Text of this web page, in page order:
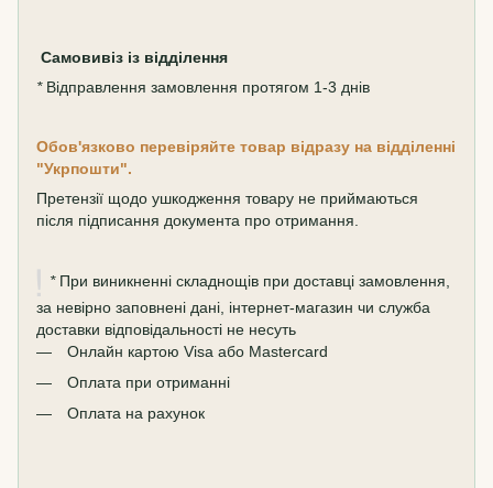
Самовивіз із відділення
* Відправлення замовлення протягом 1-3 днів
Обов'язково перевіряйте товар відразу на відділенні
"Укрпошти".
Претензії щодо ушкодження товару не приймаються
після підписання документа про отримання.
* При виникненні складнощів при доставці замовлення,
за невірно заповнені дані, інтернет-магазин чи служба
доставки відповідальності не несуть
Онлайн картою Visa або Mastercard
Оплата при отриманні
Оплата на рахунок